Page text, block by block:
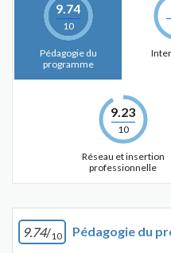
9.74
10
Pédagogie du
programme
9.23
10
Réseau et insertion
professionnelle
9.74/10 Pédagogie du